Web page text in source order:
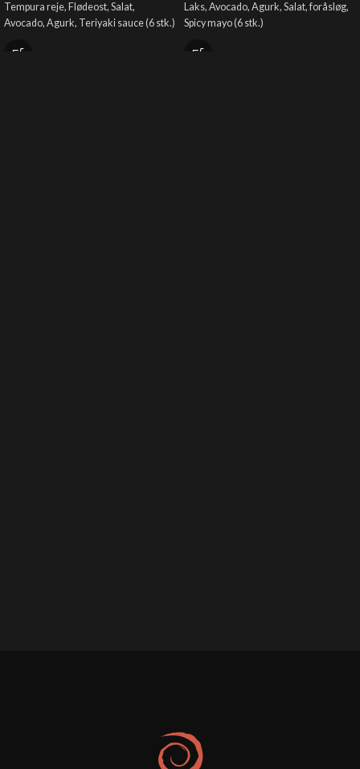
Tempura reje, Flødeost, Salat,
Avocado, Agurk, Teriyaki sauce (6 stk.)
Laks, Avocado, Agurk, Salat, foråsløg,
Spicy mayo (6 stk.)